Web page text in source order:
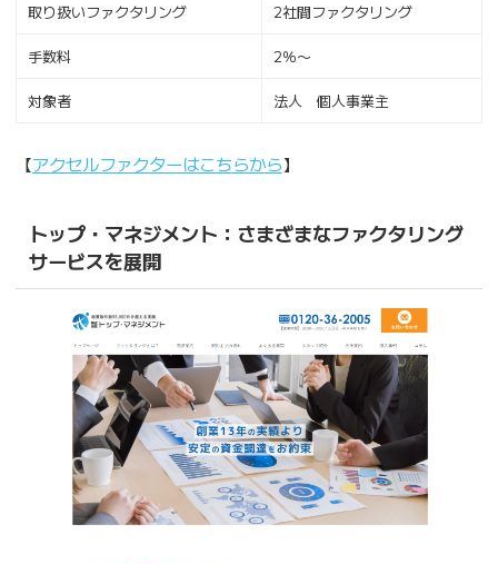
取り扱いファクタリング 2社間ファクタリング
手数料 2％〜
対象者 法人 個人事業主
【アクセルファクターはこちらから】
トップ・マネジメント：さまざまなファクタリング
サービスを展開